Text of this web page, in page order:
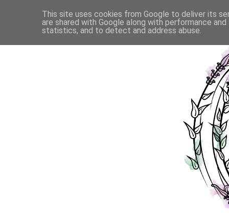
This site uses cookies from Google to deliver its
are shared with Google along with performance
statistics, and to detect and address abuse.